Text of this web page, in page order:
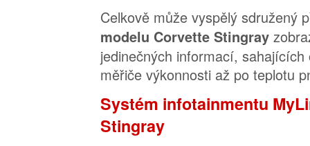
Celkově může vyspělý sdružený
modelu Corvette Stingray
jedinečných informací,
měřiče výkonnosti až po teplotu
Systém infotainmentu
Stingray